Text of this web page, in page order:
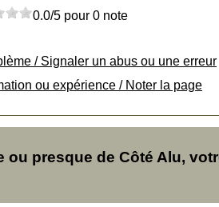
0.0/5 pour 0 note
/ Signaler un abus ou une erreur
ou expérience / Noter la page
ou presque de Côté Alu,